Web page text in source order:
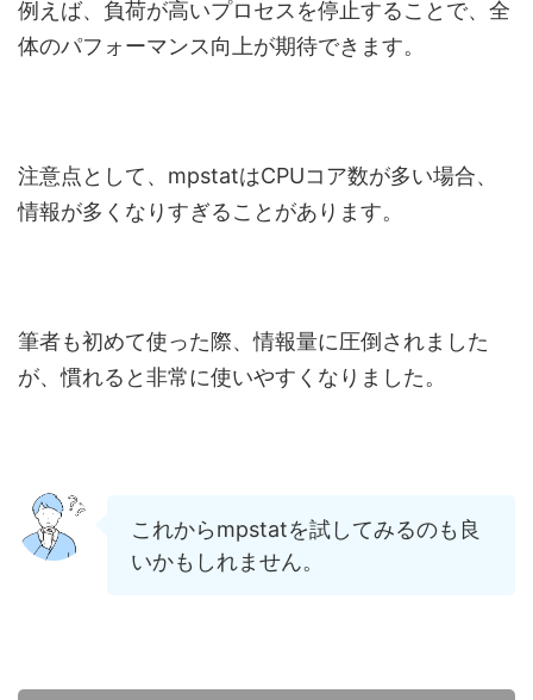
例えば、負荷が高いプロセスを停止することで、全
体のパフォーマンス向上が期待できます。
注意点として、mpstatはCPUコア数が多い場合、
情報が多くなりすぎることがあります。
筆者も初めて使った際、情報量に圧倒されました
が、慣れると非常に使いやすくなりました。
これからmpstatを試してみるのも良
いかもしれません。